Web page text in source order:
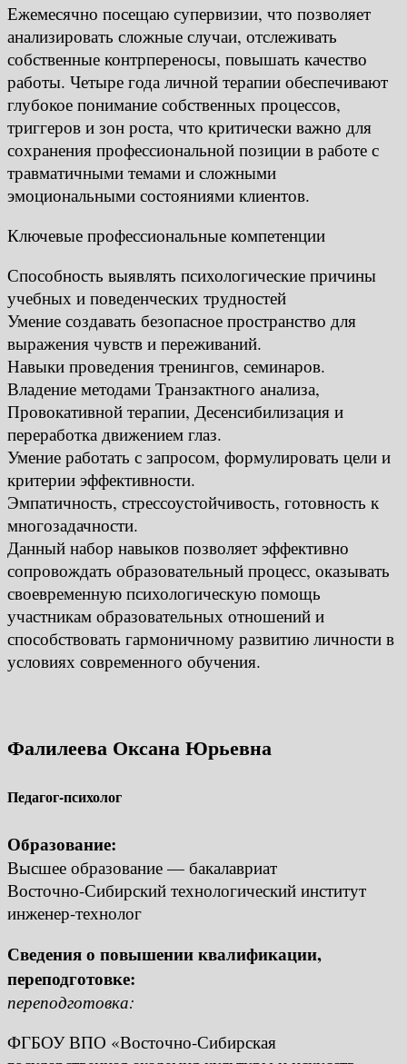
Ежемесячно посещаю супервизии, что позволяет
анализировать сложные случаи, отслеживать
собственные контрпереносы, повышать качество
работы. Четыре года личной терапии обеспечивают
глубокое понимание собственных процессов,
триггеров и зон роста, что критически важно для
сохранения профессиональной позиции в работе с
травматичными темами и сложными
эмоциональными состояниями клиентов.
Ключевые профессиональные компетенции
Способность выявлять психологические причины
учебных и поведенческих трудностей
Умение создавать безопасное пространство для
выражения чувств и переживаний.
Навыки проведения тренингов, семинаров.
Владение методами Транзактного анализа,
Провокативной терапии, Десенсибилизация и
переработка движением глаз.
Умение работать с запросом, формулировать цели и
критерии эффективности.
Эмпатичность, стрессоустойчивость, готовность к
многозадачности.
Данный набор навыков позволяет эффективно
сопровождать образовательный процесс, оказывать
своевременную психологическую помощь
участникам образовательных отношений и
способствовать гармоничному развитию личности в
условиях современного обучения.
Фалилеева Оксана Юрьевна
Педагог-психолог
Образование:
Высшее образование — бакалавриат
Восточно-Сибирский технологический институт
инженер-технолог
Сведения о повышении квалификации,
переподготовке:
переподготовка:
ФГБОУ ВПО «Восточно-Сибирская